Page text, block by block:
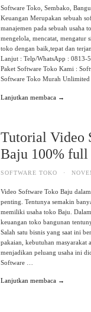
Software Toko, Sembako,
Keuangan Merupakan sebuah
manajemen pada sebuah usaha
mengelola, mencatat, mengatur
toko dengan baik,tepat dan
Lanjut : Telp/WhatsApp : 0813-
Paket Software Toko Kami :
Software Toko Murah Unlimited
Lanjutkan membaca →
Tutorial Video
Baju 100% full
SOFTWARE TOKO ·
Video Software Toko Baju
penting. Tentunya semakin
memiliki usaha toko Baju.
keuangan toko bangunan
Salah satu bisnis yang saat ini
pakaian, kebutuhan masyarakat
menjadikan peluang usaha ini
Software …
Lanjutkan membaca →